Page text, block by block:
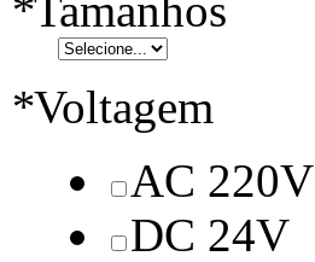
*Voltagem
AC 220V
DC 24V